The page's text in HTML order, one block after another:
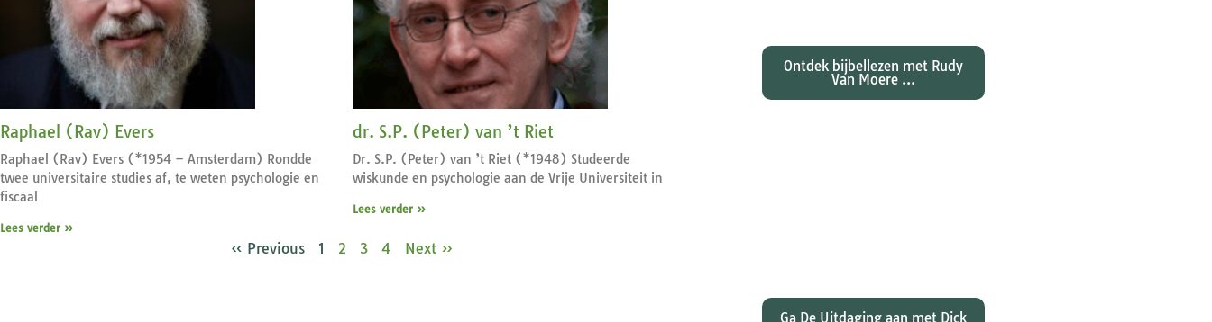
Raphael (Rav) Evers
Raphael (Rav) Evers (*1954 – Amsterdam) Rondde
twee universitaire studies af, te weten psychologie en
fiscaal
Lees verder »
dr. S.P. (Peter) van ’t Riet
Dr. S.P. (Peter) van ’t Riet (*1948) Studeerde
wiskunde en psychologie aan de Vrije Universiteit in
Lees verder »
« Previous 1 2 3 4 Next »
Ontdek bijbellezen met Rudy
Van Moere ...
Ga De Uitdaging aan met Dick